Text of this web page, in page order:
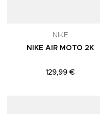
NIKE
NIKE AIR MOTO 2K
129,99 €